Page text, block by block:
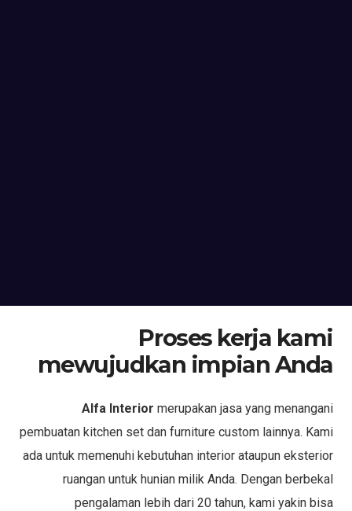
Proses kerja kami
mewujudkan impian Anda
Alfa Interior merupakan jasa yang menangani
pembuatan kitchen set dan furniture custom lainnya. Kami
ada untuk memenuhi kebutuhan interior ataupun eksterior
ruangan untuk hunian milik Anda. Dengan berbekal
pengalaman lebih dari 20 tahun, kami yakin bisa